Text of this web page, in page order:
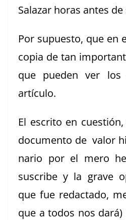
Salazar horas antes
Por supuesto, que en
copia de tan
que pueden ver
artículo.
El escrito en
doc­u­men­to de val­or
nario por el mero
suscribe y la grave
que fue redac­ta­do,
que a todos nos